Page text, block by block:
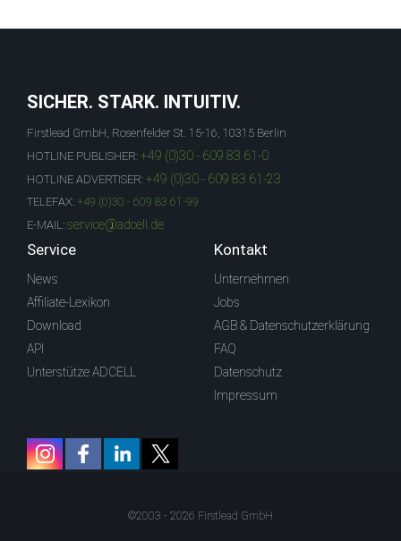
SICHER. STARK. INTUITIV.
Firstlead GmbH, Rosenfelder St. 15-16, 10315 Berlin
HOTLINE PUBLISHER: +49 (0)30 - 609 83 61-0
HOTLINE ADVERTISER: +49 (0)30 - 609 83 61-23
TELEFAX: +49 (0)30 - 609 83 61-99
E-MAIL: service@adcell.de
Service
News
Affiliate-Lexikon
Download
API
Unterstütze ADCELL
Kontakt
Unternehmen
Jobs
AGB & Datenschutzerklärung
FAQ
Datenschutz
Impressum
©2003 - 2026 Firstlead GmbH